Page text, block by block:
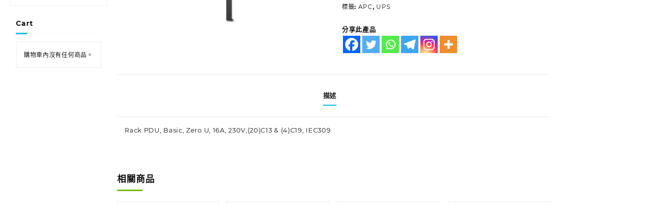
Cart
購物車內沒有任何商品。
標籤: APC, UPS
分享此產品
描述
Rack PDU, Basic, Zero U, 16A, 230V,(20)C13 & (4)C19; IEC309
相關商品